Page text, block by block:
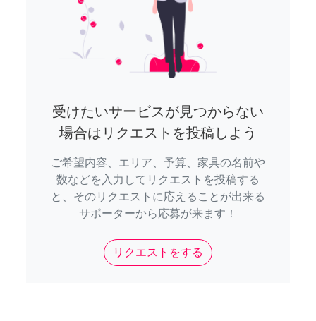
受けたいサービスが見つからない
場合はリクエストを投稿しよう
ご希望内容、エリア、予算、家具の名前や
数などを入力してリクエストを投稿する
と、そのリクエストに応えることが出来る
サポーターから応募が来ます！
リクエストをする